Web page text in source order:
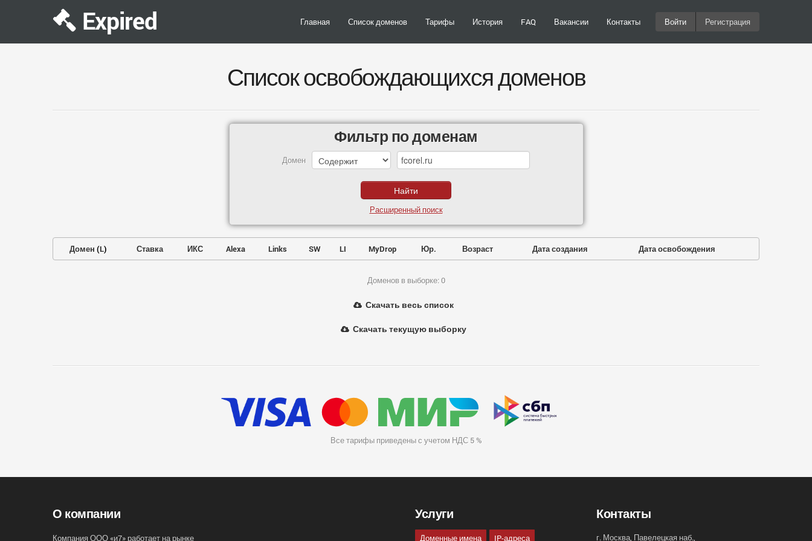
Expired Главная Список доменов Тарифы История FAQ Вакансии Контакты Войти Регистрация
Список освобождающихся доменов
Фильтр по доменам
Домен
Расширенный поиск
Домен (L) Ставка ИКС Alexa Links SW LI MyDrop Юр. Возраст Дата создания Дата освобождения
Доменов в выборке: 0
Скачать весь список
Скачать текущую выборку
Все тарифы приведены с учетом НДС 5 %
О компании
Компания ООО «и7» работает на рынке
Услуги
Доменные имена IP-адреса
Контакты
г. Москва, Павелецкая наб.,